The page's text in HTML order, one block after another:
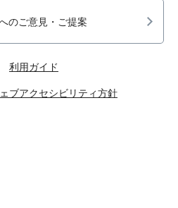
のご意見・ご提案
利用ガイド
ブアクセシビリティ方針